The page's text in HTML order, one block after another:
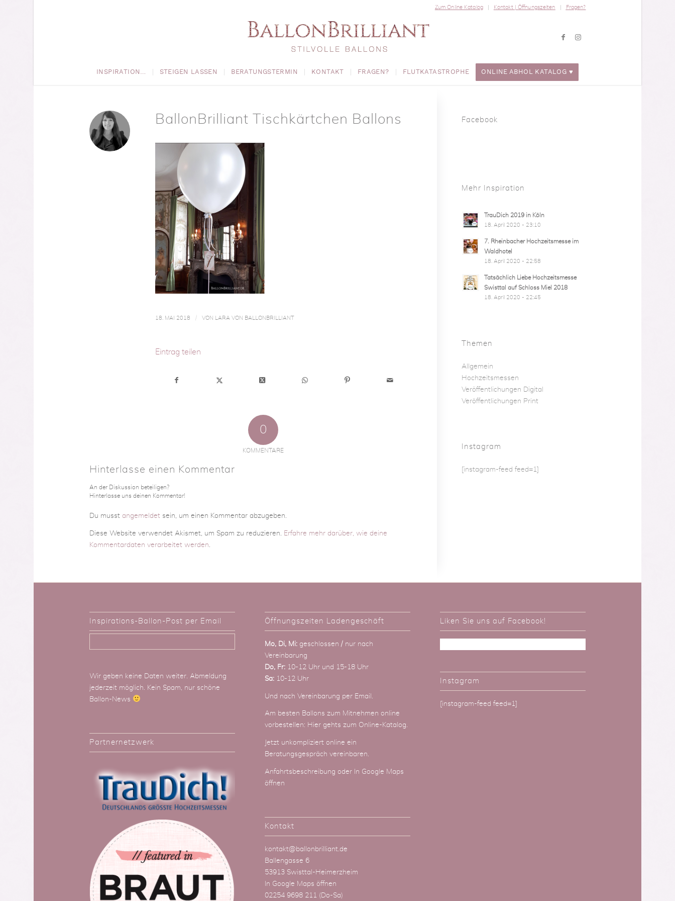
Zum Online Katalog Kontakt | Öffnungszeiten Fragen?
INSPIRATION… STEIGEN LASSEN BERATUNGSTERMIN KONTAKT FRAGEN? FLUTKATASTROPHE ONLINE ABHOL KATALOG ♥
BallonBrilliant Tischkärtchen Ballons
18. MAI 2018 / VON LARA VON BALLONBRILLIANT
Eintrag teilen
0
KOMMENTARE
Hinterlasse einen Kommentar
An der Diskussion beteiligen?
Hinterlasse uns deinen Kommentar!
Du musst angemeldetsein, um einen Kommentar abzugeben.
Diese Website verwendet Akismet, um Spam zu reduzieren.
Erfahre mehr darüber, wie deine
Kommentardaten verarbeitet werden
Facebook
Mehr Inspiration
TrauDich 2019 in Köln
18. April 2020 - 23:10
7. Rheinbacher Hochzeitsmesse im
Waldhotel
18. April 2020 - 22:58
Tatsächlich Liebe Hochzeitsmesse
Swisttal auf Schloss Miel 2018
18. April 2020 - 22:45
Themen
Allgemein
Hochzeitsmessen
Veröffentlichungen Digital
Veröffentlichungen Print
Instagram
[instagram-feed feed=1]
Inspirations-Ballon-Post per Email
Wir geben keine Daten weiter. Abmeldung
jederzeit möglich. Kein Spam, nur schöne
Ballon-News
Partnernetzwerk
Öffnungszeiten Ladengeschäft
Mo, Di, Mi:geschlossen / nur nach
Vereinbarung
Do, Fr:10-12 Uhr und 15-18 Uhr
Sa:10-12 Uhr
Und nach Vereinbarung per Email
Am besten Ballons zum Mitnehmen online
vorbestellen: Hier gehts zum Online-Katalog.
Jetzt unkompliziert online ein
Beratungsgespräch vereinbaren.
Anfahrtsbeschreibung oder In Google Maps
öffnen
Kontakt
kontakt@ballonbrilliant.de
Ballengasse 6
53913 Swisttal-Heimerzheim
In Google Maps öffnen
02254 9698 211 (Do-Sa)
Liken Sie uns auf Facebook!
Instagram
[instagram-feed feed=1]